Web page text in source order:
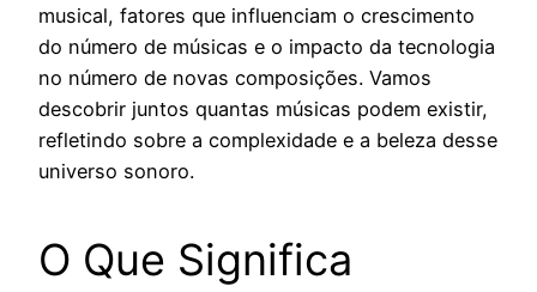
musical, fatores que influenciam o crescimento
do número de músicas e o impacto da tecnologia
no número de novas composições. Vamos
descobrir juntos quantas músicas podem existir,
refletindo sobre a complexidade e a beleza desse
universo sonoro.
O Que Significa